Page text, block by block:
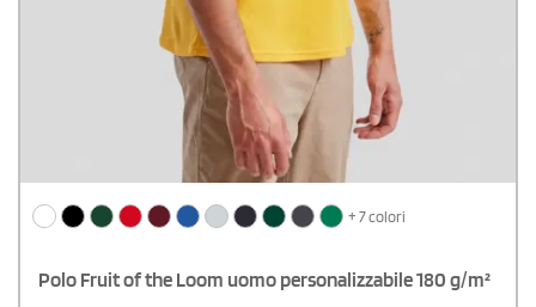
+ 7 colori
Polo Fruit of the Loom uomo personalizzabile 180 g/m²